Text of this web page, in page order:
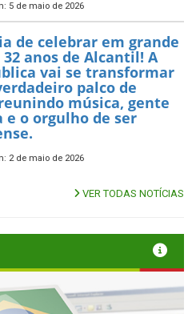
5 de maio de 2026
de celebrar em grande
anos de Alcantil! A
vai se transformar
palco de
música, gente
e o orgulho de ser
2 de maio de 2026
VER TODAS NOTÍCIAS